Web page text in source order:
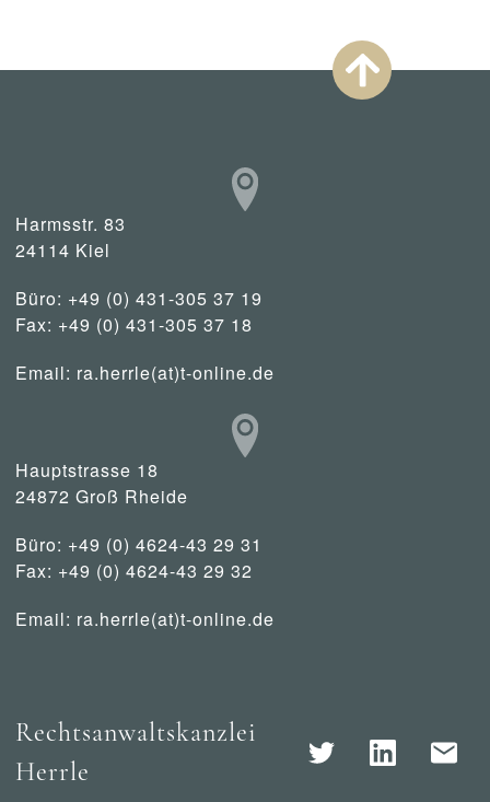
Harmsstr. 83
24114 Kiel
Büro: +49 (0) 431-305 37 19
Fax: +49 (0) 431-305 37 18
Email: ra.herrle(at)t-online.de
Hauptstrasse 18
24872 Groß Rheide
Büro: +49 (0) 4624-43 29 31
Fax: +49 (0) 4624-43 29 32
Email: ra.herrle(at)t-online.de
Rechtsanwaltskanzlei
Herrle